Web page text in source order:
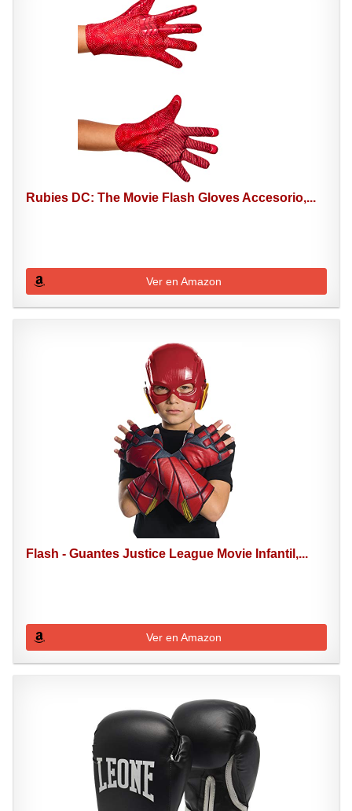
Rubies DC: The Movie Flash Gloves Accesorio,...
Ver en Amazon
Flash - Guantes Justice League Movie Infantil,...
Ver en Amazon